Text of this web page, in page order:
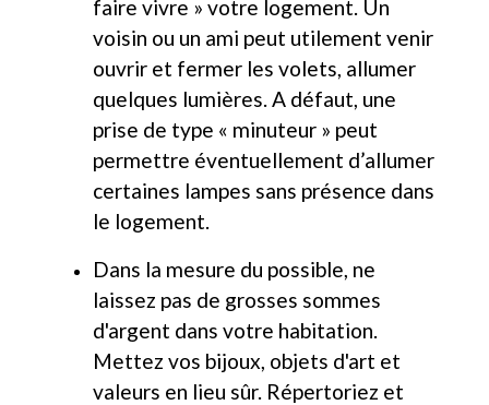
faire vivre » votre logement. Un
voisin ou un ami peut utilement venir
ouvrir et fermer les volets, allumer
quelques lumières. A défaut, une
prise de type « minuteur » peut
permettre éventuellement d’allumer
certaines lampes sans présence dans
le logement.
Dans la mesure du possible, ne
laissez pas de grosses sommes
d'argent dans votre habitation.
Mettez vos bijoux, objets d'art et
valeurs en lieu sûr. Répertoriez et